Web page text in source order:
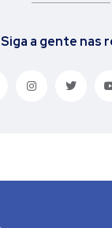
Siga a gente nas